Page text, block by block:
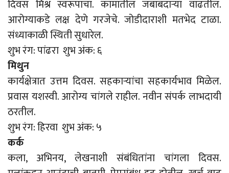
दिवस मिश्र स्वरूपाचा. कामातील जबाबदाऱ्या वाढतील.
आरोग्याकडे लक्ष देणे गरजेचे. जोडीदाराशी मतभेद टाळा.
संध्याकाळी स्थिती सुधारेल.
शुभ रंग: पांढरा शुभ अंक: ६
मिथुन
कार्यक्षेत्रात उत्तम दिवस. सहकाऱ्यांचा सहकार्यभाव मिळेल.
प्रवास यशस्वी. आरोग्य चांगले राहील. नवीन संपर्क लाभदायी
ठरतील.
शुभ रंग: हिरवा शुभ अंक: ५
कर्क
कला, अभिनय, लेखनाशी संबंधितांना चांगला दिवस.